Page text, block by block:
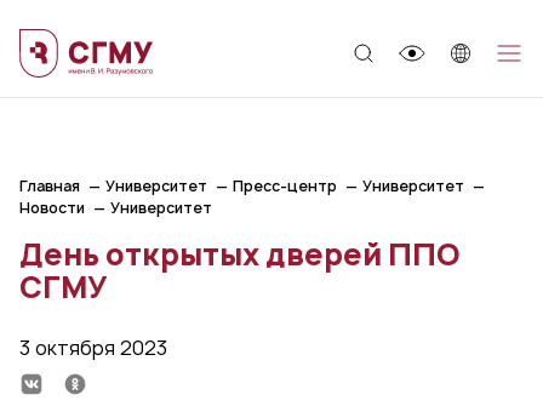
Главная Университет Пресс-центр
Университет
Новости
Университет
День открытых дверей ППО
СГМУ
3 октября 2023